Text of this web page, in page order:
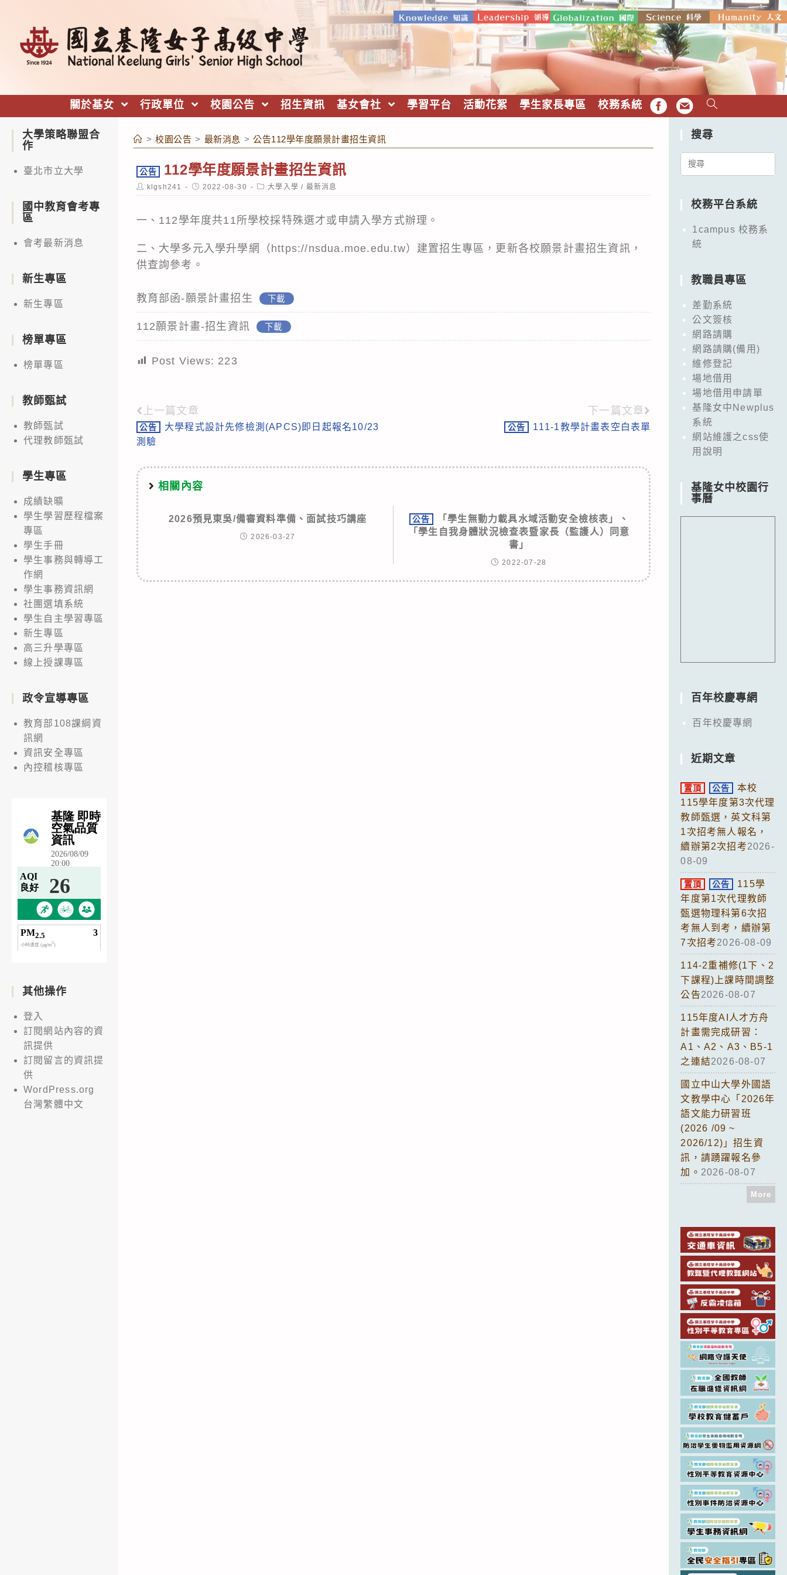
關於基女 行政單位 校園公告 招生資訊 基女會社 學習平台 活動花絮 學生家長專區 校務系統 FB EMAIL
> 校園公告 > 最新消息 > 公告112學年度願景計畫招生資訊
公告 112學年度願景計畫招生資訊
Post
author:
klgsh241
Post
published:
2022-08-30
Post
category:
大學入學 / 最新消息
一、112學年度共11所學校採特殊選才或申請入學方式辦理。
二、大學多元入學升學網（https://nsdua.moe.edu.tw）建置招生專區，更新各校願景計畫招生資訊，
供查詢參考。
教育部函-願景計畫招生 下載
112願景計畫-招生資訊 下載
Post Views: 223
Read
more
上一篇文章
公告
大學程式設計先修檢測(APCS)即日起報名10/23
測驗
下一篇文章
公告 111-1教學計畫表空白表單
相關內容
2026預見東吳/備審資料準備、面試技巧講座
2026-03-27
公告
「學生無動力載具水域活動安全檢核表」、
「學生自我身體狀況檢查表暨家長（監護人）同意
書」
2022-07-28
大學策略聯盟合
作
臺北市立大學
國中教育會考專
區
會考最新消息
新生專區
新生專區
榜單專區
榜單專區
教師甄試
教師甄試
代理教師甄試
學生專區
成績缺曠
學生學習歷程檔案
專區
學生手冊
學生事務與轉導工
作網
學生事務資訊網
社團選填系統
學生自主學習專區
新生專區
高三升學專區
線上授課專區
政令宣導專區
教育部108課綱資
訊網
資訊安全專區
內控稽核專區
其他操作
登入
訂閱網站內容的資
訊提供
訂閱留言的資訊提
供
WordPress.org
台灣繁體中文
搜尋
Search
校務平台系統
1campus 校務系
統
教職員專區
差勤系統
公文簽核
網路請購
網路請購(備用)
維修登記
場地借用
場地借用申請單
基隆女中Newplus
系統
網站維護之css使
用說明
基隆女中校園行
事曆
百年校慶專網
百年校慶專網
近期文章
置頂 公告
本校
115學年度第3次代理
教師甄選，英文科第
1次招考無人報名，
續辦第2次招考2026-
08-09
置頂 公告
115學
年度第1次代理教師
甄選物理科第6次招
考無人到考，續辦第
7次招考2026-08-09
114-2重補修(1下、2
下課程)上課時間調整
公告2026-08-07
115年度AI人才方舟
計畫需完成研習：
A1、A2、A3、B5-1
之連結2026-08-07
國立中山大學外國語
文教學中心「2026年
語文能力研習班
(2026 /09 ~
2026/12)」招生資
訊，請踴躍報名參
加。 2026-08-07
More